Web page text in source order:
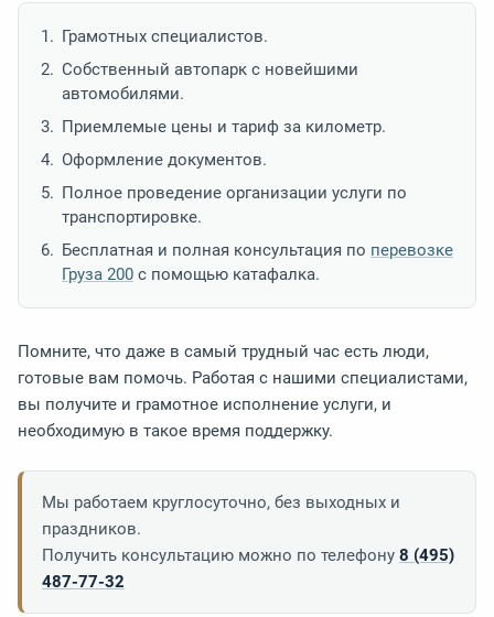
Грамотных специалистов.
Собственный автопарк с новейшими
автомобилями.
Приемлемые цены и тариф за километр.
Оформление документов.
Полное проведение организации услуги по
транспортировке.
Бесплатная и полная консультация по перевозке
Груза 200 с помощью катафалка.
Помните, что даже в самый трудный час есть люди,
готовые вам помочь. Работая с нашими специалистами,
вы получите и грамотное исполнение услуги, и
необходимую в такое время поддержку.
Мы работаем круглосуточно, без выходных и
праздников.
Получить консультацию можно по телефону 8 (495)
487-77-32